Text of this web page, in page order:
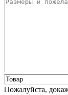
Пожалуйста,